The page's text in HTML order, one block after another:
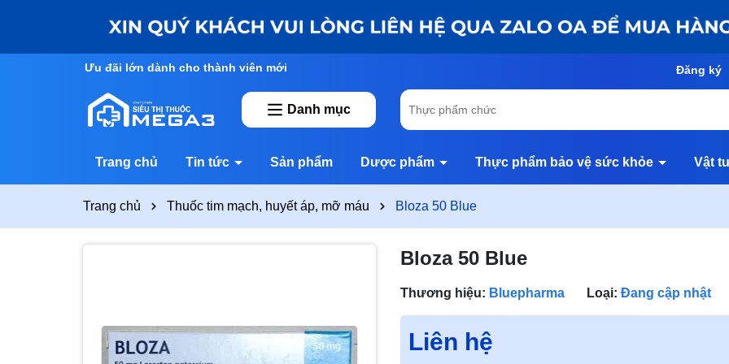
Ưu đãi lớn dành cho thành viên mới Đăng ký
Danh mục
Trang chủ Tin tức Sản phẩm Dược phẩm Thực phẩm bảo vệ sức khỏe Vật
Trang chủ Thuốc tim mạch, huyết áp, mỡ máu Bloza 50 Blue
Bloza 50 Blue
Thương hiệu: Bluepharma Loại: Đang cập nhật
Liên hệ